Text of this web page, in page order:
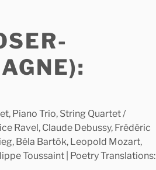
Piano Trio, String Quartet /
Ravel, Claude Debussy, Frédéric
Béla Bartók, Leopold Mozart,
Toussaint | Poetry Translations: